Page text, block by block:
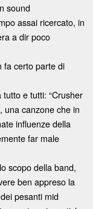
sound
assai ricercato, in
a dir poco
fa certo parte di
tutto e tutti: “Crusher
una canzone che in
influenze della
far male
scopo della band,
ben appreso la
pesanti mid